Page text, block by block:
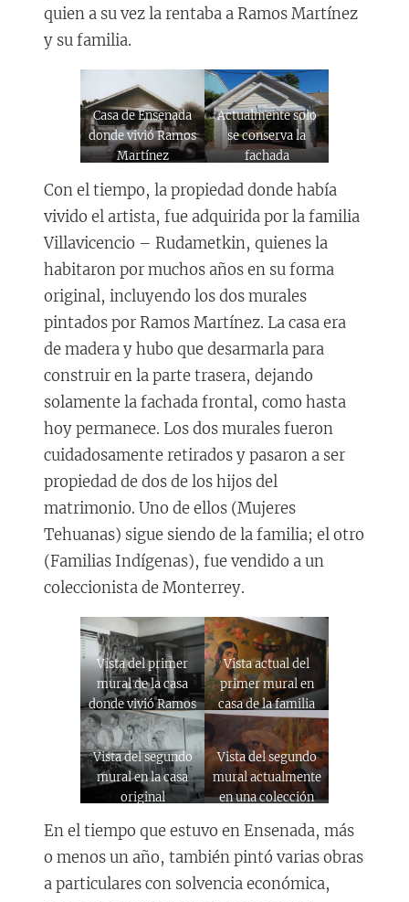
quien a su vez la rentaba a Ramos Martínez
y su familia.
Casa de Ensenada
donde vivió Ramos
Martínez
Actualmente solo
se conserva la
fachada
Con el tiempo, la propiedad donde había
vivido el artista, fue adquirida por la familia
Villavicencio – Rudametkin, quienes la
habitaron por muchos años en su forma
original, incluyendo los dos murales
pintados por Ramos Martínez. La casa era
de madera y hubo que desarmarla para
construir en la parte trasera, dejando
solamente la fachada frontal, como hasta
hoy permanece. Los dos murales fueron
cuidadosamente retirados y pasaron a ser
propiedad de dos de los hijos del
matrimonio. Uno de ellos (Mujeres
Tehuanas) sigue siendo de la familia; el otro
(Familias Indígenas), fue vendido a un
coleccionista de Monterrey.
Vista del primer
mural de la casa
donde vivió Ramos
Martínez
Vista actual del
primer mural en
casa de la familia
Villavicencio
Rudametkin.
Vista del segundo
mural en la casa
original
Vista del segundo
mural actualmente
en una colección
En el tiempo que estuvo en Ensenada, más
o menos un año, también pintó varias obras
a particulares con solvencia económica,